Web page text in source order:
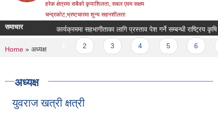
हरेक क्षेत्रमा सबैको कृयाशिलता, सबल एवम सक्षम
चन्द्रकोट,भ्रष्टचारमा शुन्य सहनशीलता
समाचार कार्यक्रममा सहभागीताका लागि प्रस्ताव पेश गर्ने सम्बन्धी राष्ट्रिय
Pages
You are here
Home » अध्यक्ष
अध्यक्ष
युवराज खत्री क्षत्री